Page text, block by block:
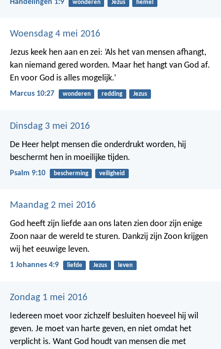
Handelingen 1:9 wonderen Jezus hemel
Woensdag 4 mei 2016
Jezus keek hen aan en zei: ‘Als het van mensen afhangt,
kan niemand gered worden. Maar het hangt van God af.
En voor God is alles mogelijk.’
Marcus 10:27 wonderen redding Jezus
Dinsdag 3 mei 2016
De Heer helpt mensen die onderdrukt worden, hij
beschermt hen in moeilijke tijden.
Psalm 9:10 bescherming veiligheid
Maandag 2 mei 2016
God heeft zijn liefde aan ons laten zien door zijn enige
Zoon naar de wereld te sturen. Dankzij zijn Zoon krijgen
wij het eeuwige leven.
1 Johannes 4:9 liefde Jezus leven
Zondag 1 mei 2016
Iedereen moet voor zichzelf besluiten hoeveel hij wil
geven. Je moet van harte geven, en niet omdat het
verplicht is. Want God houdt van mensen die met